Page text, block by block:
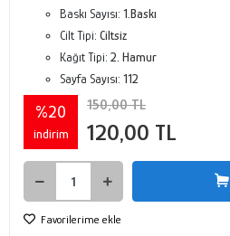
Baskı Sayısı: 1.Baskı
Cilt Tipi: Ciltsiz
Kağıt Tipi: 2. Hamur
Sayfa Sayısı: 112
%20
indirim
150,00 TL
120,00 TL
Favorilerime ekle